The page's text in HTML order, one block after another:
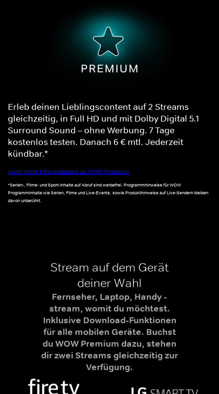
Erleb deinen Lieblingscontent auf 2 Streams
gleichzeitig, in Full HD und mit Dolby Digital 5.1
Surround Sound – ohne Werbung. 7 Tage
kostenlos testen. Danach 6 € mtl. Jederzeit
kündbar.*
Noch mehr Informationen zu WOW Premium
*Serien-, Filme- und Sport-Inhalte auf Abruf sind werbefrei. Programmhinweise für WOW
Programminhalte wie Serien, Filme und Live-Events, sowie Produkthinweise auf Live-Sendern bleiben
davon unberührt.
Stream auf dem Gerät
deiner Wahl
Fernseher, Laptop, Handy -
stream, womit du möchtest.
Inklusive Download-Funktionen
für alle mobilen Geräte. Buchst
du WOW Premium dazu, stehen
dir zwei Streams gleichzeitig zur
Verfügung.